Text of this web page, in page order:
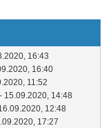
16:43
16:40
11:52
- 15.09.2020, 14:48
12:48
17:27